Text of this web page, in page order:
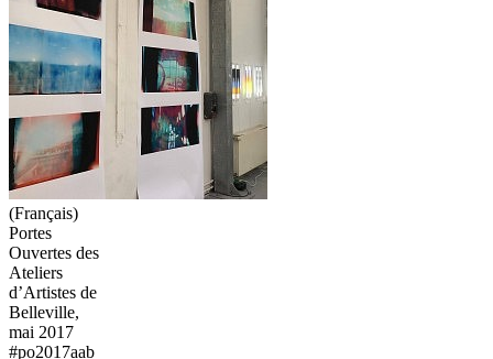
(Français)
Portes
Ouvertes des
Ateliers
d’Artistes de
Belleville,
mai 2017
#po2017aab